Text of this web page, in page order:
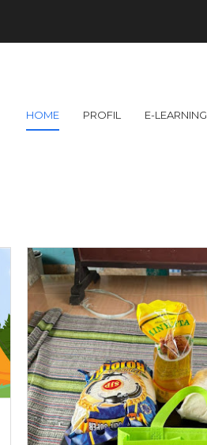
HOME PROFIL E-LEARNING